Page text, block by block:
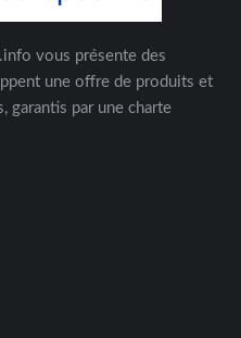
vous présente des
une offre de produits et
garantis par une charte